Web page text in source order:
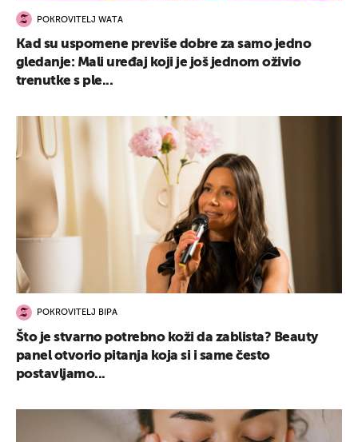
POKROVITELJ WATA
Kad su uspomene previše dobre za samo jedno
gledanje: Mali uređaj koji je još jednom oživio
trenutke s ple...
POKROVITELJ BIPA
Što je stvarno potrebno koži da zablista? Beauty
panel otvorio pitanja koja si i same često
postavljamo...